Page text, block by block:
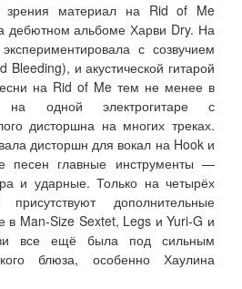
зрения материал на Rid of Me
дебютном альбоме Харви Dry. На
с созвучием
Bleeding), и акустической гитарой
на Rid of Me тем не менее в
на одной электрогитаре с
дисторшна на многих треках.
дисторшн для вокал на Hook и
песен главные инструменты —
и ударные. Только на четырёх
дополнительные
в Man-Size Sextet, Legs и Yuri-G и
все ещё была под сильным
блюза, особенно Хаулина